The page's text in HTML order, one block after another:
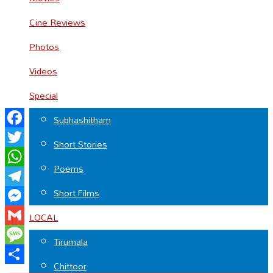
Cine Reviews
Photos
Videos
Special
Subhashitham
Short Stories
Poems
Short Films
LOCAL
Tirumala
Chittoor
Facebook
Twitter
WhatsApp
Telegram
Messenger
Gmail
Message